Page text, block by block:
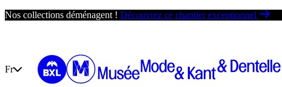
Passer
Nos collections déménagent ! Découvrez ce chantier exceptionnel
Fr